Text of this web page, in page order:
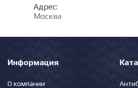
Адрес:
Москва
Информация
О компании